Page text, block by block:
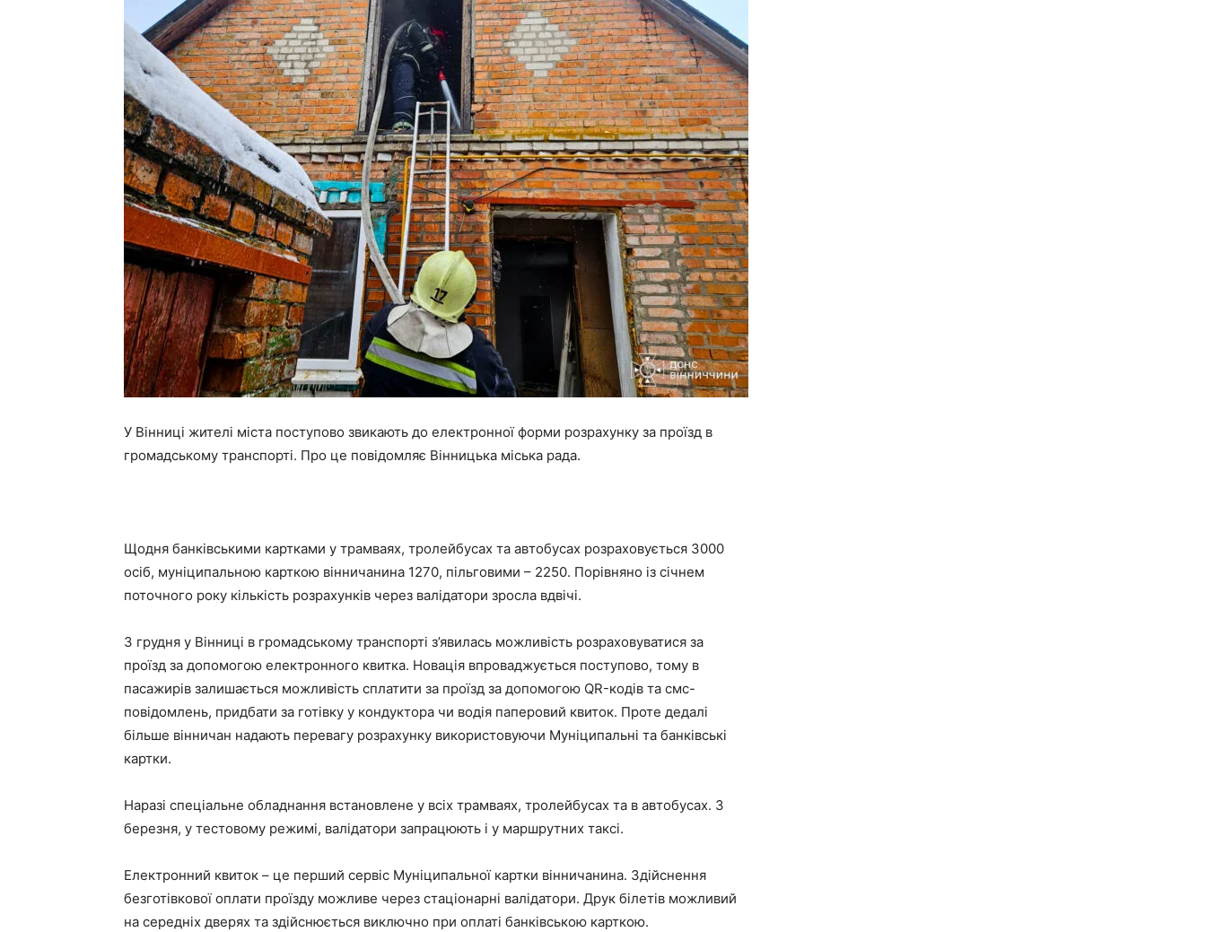
У Вінниці жителі міста поступово звикають до електронної форми розрахунку за проїзд в
громадському транспорті. Про це повідомляє Вінницька міська рада.
Щодня банківськими картками у трамваях, тролейбусах та автобусах розраховується 3000
осіб, муніципальною карткою вінничанина 1270, пільговими – 2250. Порівняно із січнем
поточного року кількість розрахунків через валідатори зросла вдвічі.
З грудня у Вінниці в громадському транспорті з’явилась можливість розраховуватися за
проїзд за допомогою електронного квитка. Новація впроваджується поступово, тому в
пасажирів залишається можливість сплатити за проїзд за допомогою QR-кодів та смс-
повідомлень, придбати за готівку у кондуктора чи водія паперовий квиток. Проте дедалі
більше вінничан надають перевагу розрахунку використовуючи Муніципальні та банківські
картки.
Наразі спеціальне обладнання встановлене у всіх трамваях, тролейбусах та в автобусах. З
березня, у тестовому режимі, валідатори запрацюють і у маршрутних таксі.
Електронний квиток – це перший сервіс Муніципальної картки вінничанина. Здійснення
безготівкової оплати проїзду можливе через стаціонарні валідатори. Друк білетів можливий
на середніх дверях та здійснюється виключно при оплаті банківською карткою.